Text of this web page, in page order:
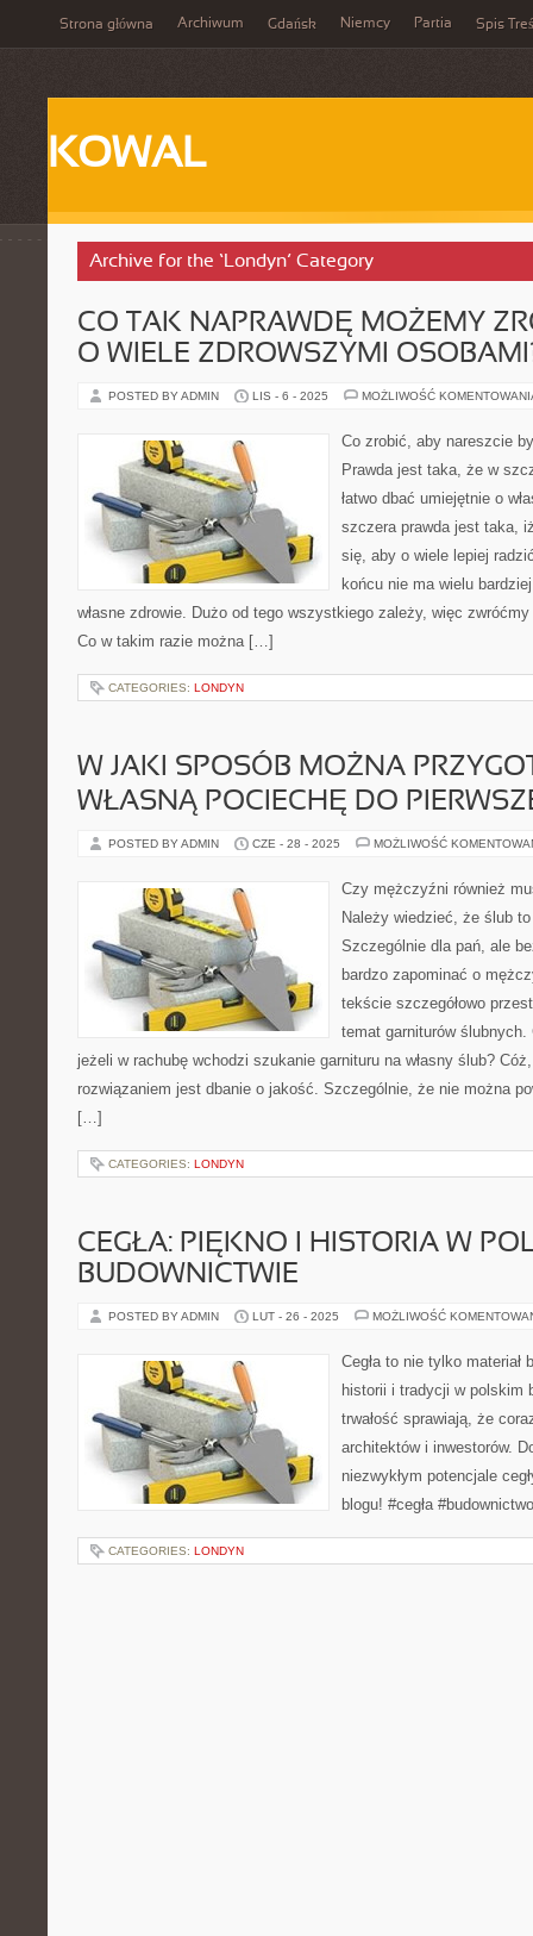
Strona główna Archiwum Gdańsk Niemcy Partia Spis
KOWAL
Archive for the ‘Londyn’ Category
CO TAK NAPRAWDĘ MOŻEMY
O WIELE ZDROWSZYMI
POSTED BY ADMIN LIS - 6 - 2025 MOŻLIWOŚĆ
Co zrobić, aby nareszcie
Prawda jest taka, że w
łatwo dbać umiejętnie o
szczera prawda jest taka,
się, aby o wiele lepiej
końcu nie ma wielu
własne zdrowie. Dużo od tego wszystkiego zależy, więc
Co w takim razie można […]
CATEGORIES: LONDYN
W JAKI SPOSÓB MOŻNA
WŁASNĄ POCIECHĘ DO
POSTED BY ADMIN CZE - 28 - 2025 MOŻLIWOŚĆ
Czy mężczyźni również
Należy wiedzieć, że ślub
Szczególnie dla pań, ale
bardzo zapominać o
tekście szczegółowo
temat garniturów
jeżeli w rachubę wchodzi szukanie garnituru na własny ślub?
rozwiązaniem jest dbanie o jakość. Szczególnie, że nie można
[…]
CATEGORIES: LONDYN
CEGŁA: PIĘKNO I HISTORIA W
BUDOWNICTWIE
POSTED BY ADMIN LUT - 26 - 2025 MOŻLIWOŚĆ
Cegła to nie tylko
historii i tradycji w polskim
trwałość sprawiają, że
architektów i inwestorów.
niezwykłym potencjale
blogu! #cegła
CATEGORIES: LONDYN